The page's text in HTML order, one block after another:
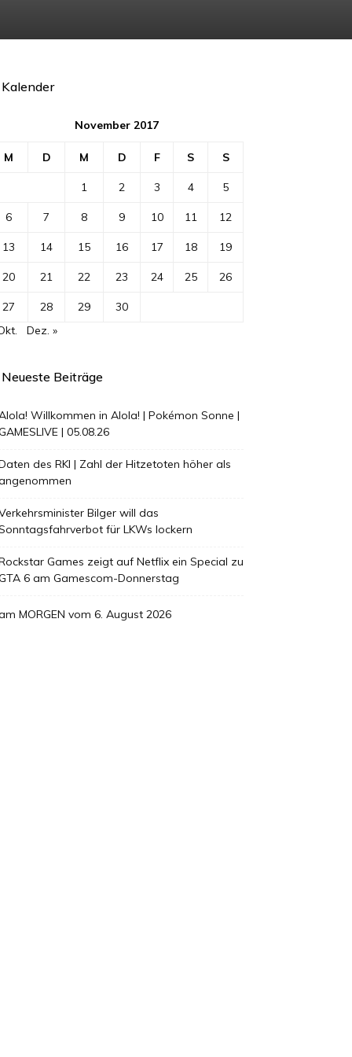
Kalender
November 2017
M D M D F S S
1 2 3 4 5
6 7 8 9 10 11 12
13 14 15 16 17 18 19
20 21 22 23 24 25 26
27 28 29
30
Dez. »
Neueste Beiträge
Willkommen in Alola! | Pokémon Sonne |
| 05.08.26
des RKI | Zahl der Hitzetoten höher als
Bilger will das
für LKWs lockern
Games zeigt auf Netflix ein Special zu
6 am Gamescom-Donnerstag
MORGEN vom 6. August 2026